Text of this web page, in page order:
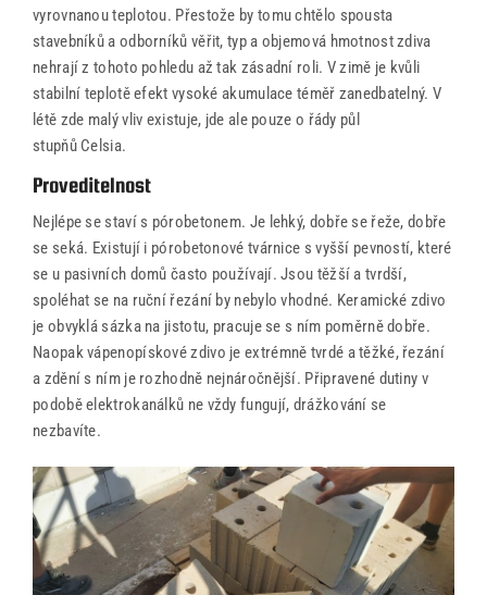
vyrovnanou teplotou. Přestože by tomu chtělo spousta
stavebníků a odborníků věřit, typ a objemová hmotnost zdiva
nehrají z tohoto pohledu až tak zásadní roli. V zimě je kvůli
stabilní teplotě efekt vysoké akumulace téměř zanedbatelný. V
létě zde malý vliv existuje, jde ale pouze o řády půl
stupňů Celsia.
Proveditelnost
Nejlépe se staví s pórobetonem. Je lehký, dobře se řeže, dobře
se seká. Existují i pórobetonové tvárnice s vyšší pevností, které
se u pasivních domů často používají. Jsou těžší a tvrdší,
spoléhat se na ruční řezání by nebylo vhodné. Keramické zdivo
je obvyklá sázka na jistotu, pracuje se s ním poměrně dobře.
Naopak vápenopískové zdivo je extrémně tvrdé a těžké, řezání
a zdění s ním je rozhodně nejnáročnější. Připravené dutiny v
podobě elektrokanálků ne vždy fungují, drážkování se
nezbavíte.